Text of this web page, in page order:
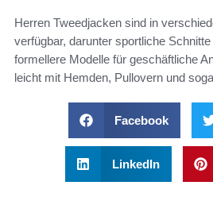
Herren Tweedjacken sind in
verfügbar, darunter sportliche
formellere Modelle für geschäftliche
leicht mit Hemden, Pullovern und
Facebook
LinkedIn